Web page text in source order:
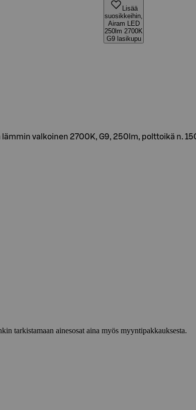
Lisää
suosikkeihin,
Airam LED
250lm 2700K
G9 lasikupu
valkoinen 2700K, G9, 250lm, polttoikä n.
tarkistamaan ainesosat aina myös myyntipakkauksesta.